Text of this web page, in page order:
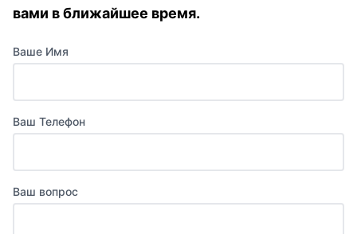
вами в ближайшее время.
Ваше Имя
Ваш Телефон
Ваш вопрос